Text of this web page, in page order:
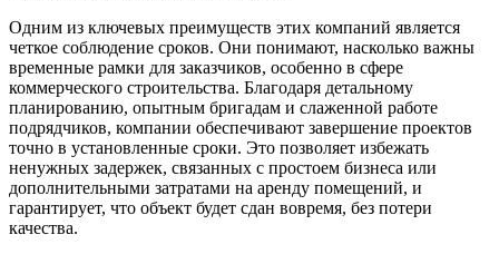
Одним из ключевых преимуществ этих компаний является
четкое соблюдение сроков. Они понимают, насколько важны
временные рамки для заказчиков, особенно в сфере
коммерческого строительства. Благодаря детальному
планированию, опытным бригадам и слаженной работе
подрядчиков, компании обеспечивают завершение проектов
точно в установленные сроки. Это позволяет избежать
ненужных задержек, связанных с простоем бизнеса или
дополнительными затратами на аренду помещений, и
гарантирует, что объект будет сдан вовремя, без потери
качества.